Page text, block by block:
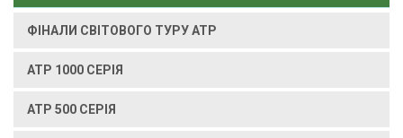
ФІНАЛИ СВІТОВОГО ТУРУ ATP
ATP 1000 СЕРІЯ
ATP 500 СЕРІЯ